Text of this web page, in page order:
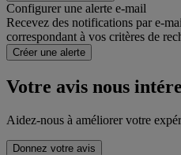
Configurer une alerte e-mail
Recevez des notifications par e-
correspondant à vos critères de
Créer une alerte
Votre avis nous
Aidez-nous à améliorer votre
Donnez votre avis